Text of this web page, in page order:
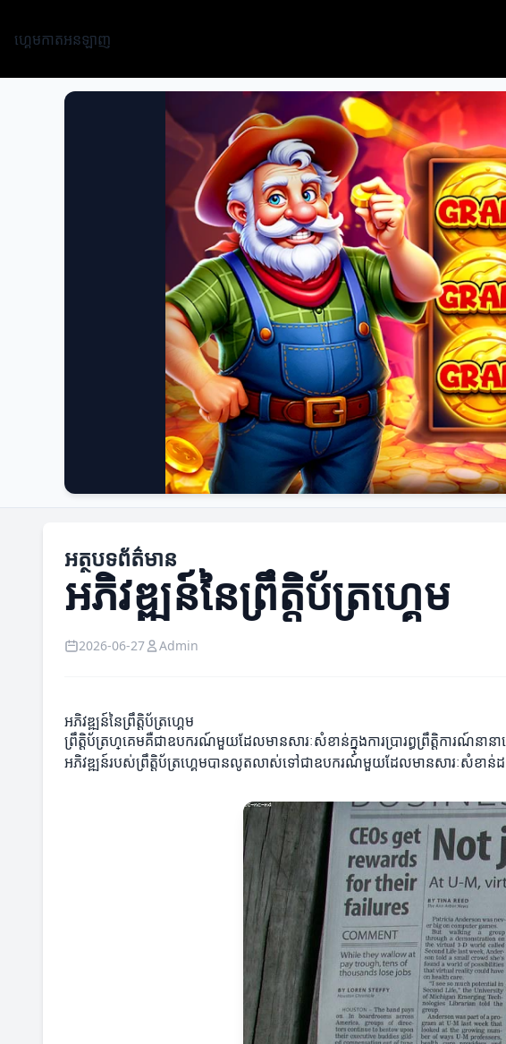
ហ្គេមកាតអនឡាញ
អត្ថបទព័ត៌មាន
អភិវឌ្ឍន៍នៃព្រឹត្តិប័ត្រហ្គេម
2026-06-27 Admin
អភិវឌ្ឍន៍នៃព្រឹត្តិប័ត្រហ្គេម
ព្រឹត្តិប័ត្រហ្គេមគឺជាឧបករណ៍មួយដែលមានសារៈសំខាន់ក្នុងការប្រារព្ធព្រឹត្តិការណ៍ន
អភិវឌ្ឍន៍របស់ព្រឹត្តិប័ត្រហ្គេមបានលូតលាស់ទៅជា​ឧបករណ៍មួយដែលមានសារៈសំខ